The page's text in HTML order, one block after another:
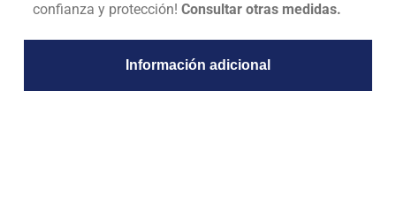
Información adicional
confianza y protección! Consultar otras medidas.